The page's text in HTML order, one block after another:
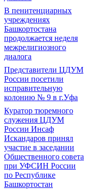
В пенитенциарных
учреждениях
Башкортостана
продолжается неделя
межрелигиозного
диалога
Представители ЦДУМ
России посетили
исправительную
колонию № 9 в г.Уфа
Куратор тюремного
служения ЦДУМ
России Инсаф
Искандаров принял
участие в заседании
Общественного совета
при УФСИН России
по Республике
Башкортостан